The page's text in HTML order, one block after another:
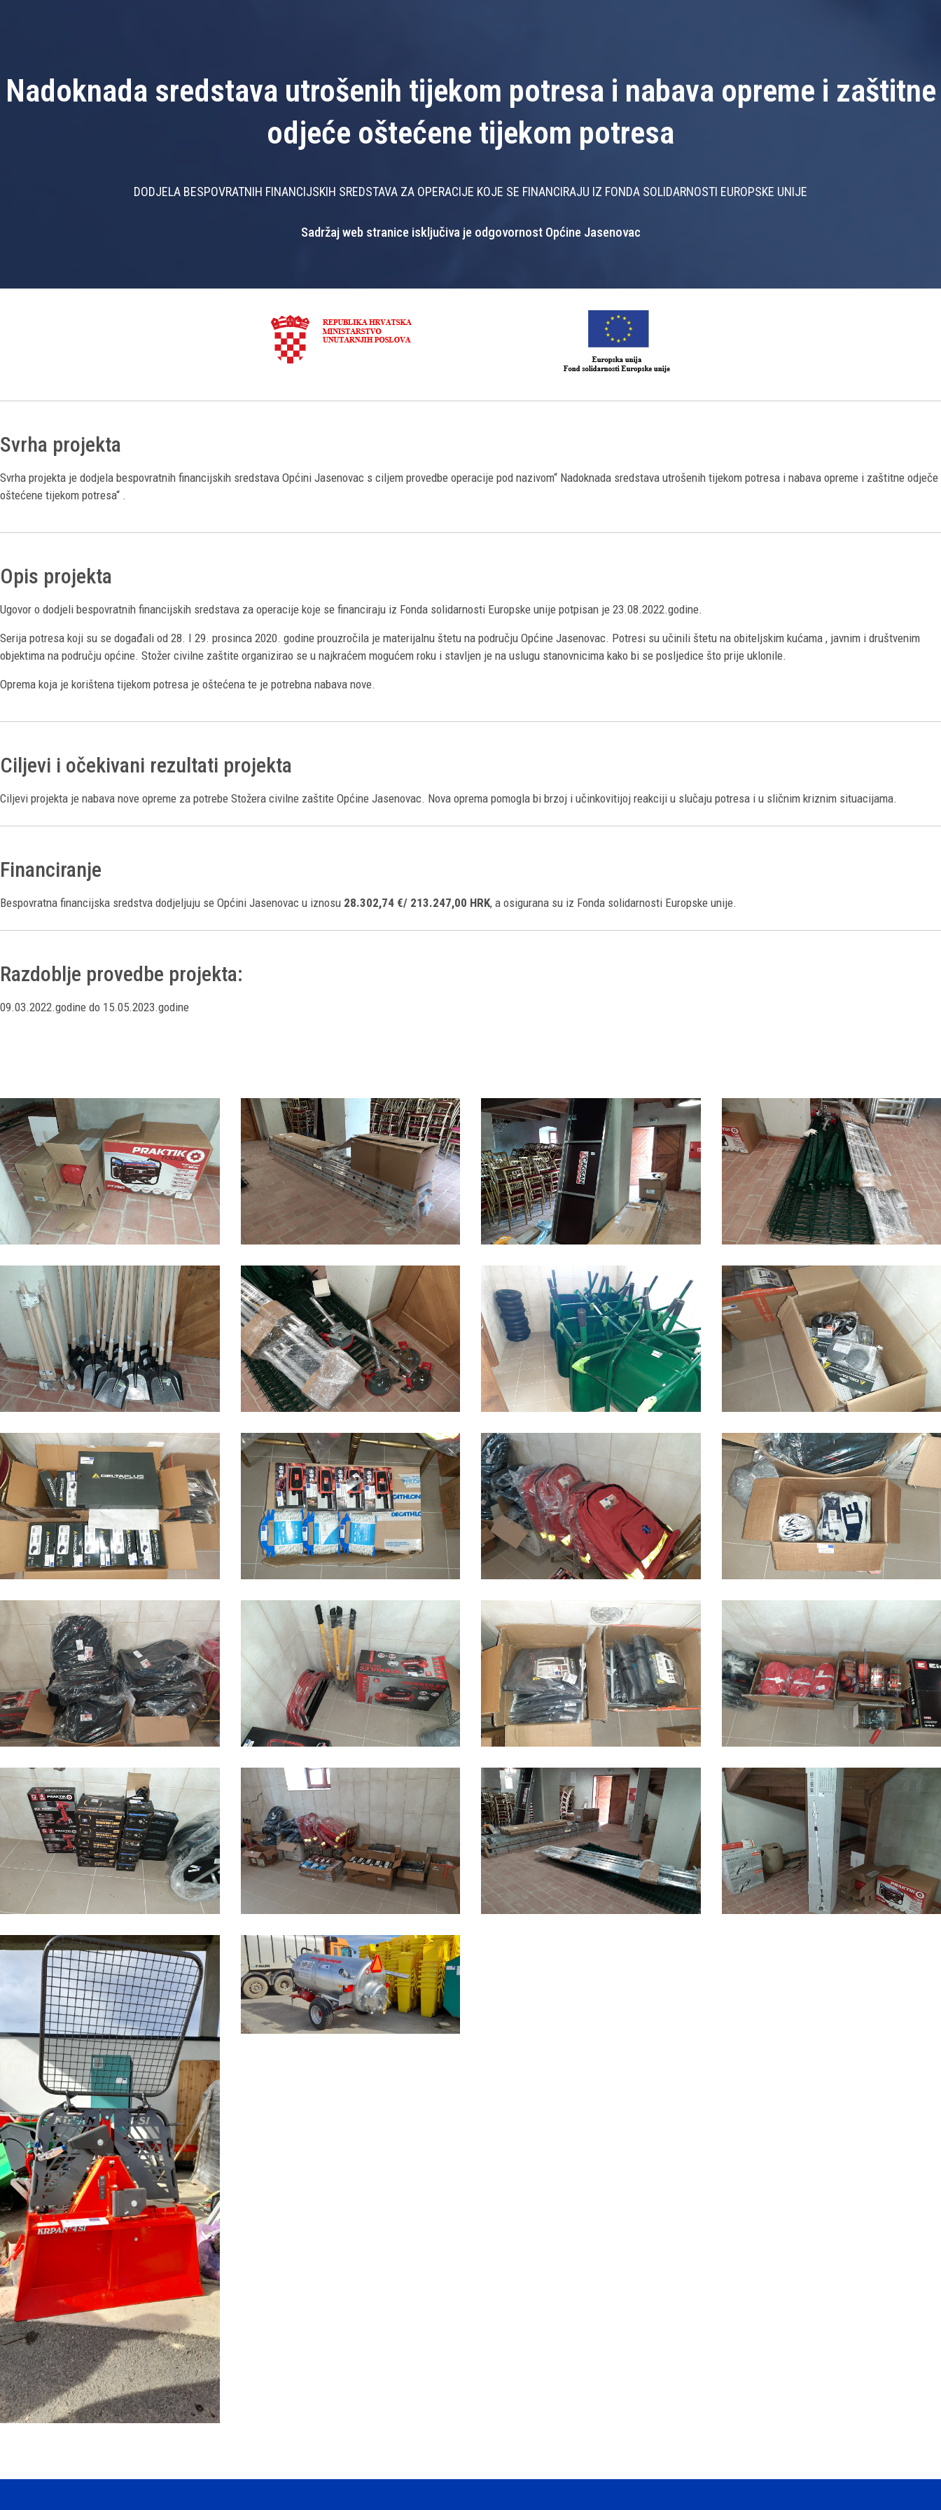
Nadoknada sredstava utrošenih tijekom potresa i nabava opreme i zaštitne
odjeće oštećene tijekom potresa
DODJELA BESPOVRATNIH FINANCIJSKIH SREDSTAVA ZA OPERACIJE KOJE SE FINANCIRAJU IZ FONDA SOLIDARNOSTI EUROPSKE UNIJE
Sadržaj web stranice isključiva je odgovornost Općine Jasenovac
Svrha projekta
Svrha projekta je dodjela bespovratnih financijskih sredstava Općini Jasenovac s ciljem provedbe operacije pod nazivom“ Nadoknada sredstava utrošenih tijekom potresa i nabava opreme i zaštitne odječe
oštećene tijekom potresa“ .
Opis projekta
Ugovor o dodjeli bespovratnih financijskih sredstava za operacije koje se financiraju iz Fonda solidarnosti Europske unije potpisan je 23.08.2022.godine.
Serija potresa koji su se događali od 28. I 29. prosinca 2020. godine prouzročila je materijalnu štetu na području Općine Jasenovac. Potresi su učinili štetu na obiteljskim kućama , javnim i društvenim
objektima na području općine. Stožer civilne zaštite organizirao se u najkraćem mogućem roku i stavljen je na uslugu stanovnicima kako bi se posljedice što prije uklonile.
Oprema koja je korištena tijekom potresa je oštećena te je potrebna nabava nove.
Ciljevi i očekivani rezultati projekta
Ciljevi projekta je nabava nove opreme za potrebe Stožera civilne zaštite Općine Jasenovac. Nova oprema pomogla bi brzoj i učinkovitijoj reakciji u slučaju potresa i u sličnim kriznim situacijama.
Financiranje
Bespovratna financijska sredstva dodjeljuju se Općini Jasenovac u iznosu 28.302,74 €/ 213.247,00 HRK, a osigurana su iz Fonda solidarnosti Europske unije.
Razdoblje provedbe projekta:
09.03.2022.godine do 15.05.2023.godine